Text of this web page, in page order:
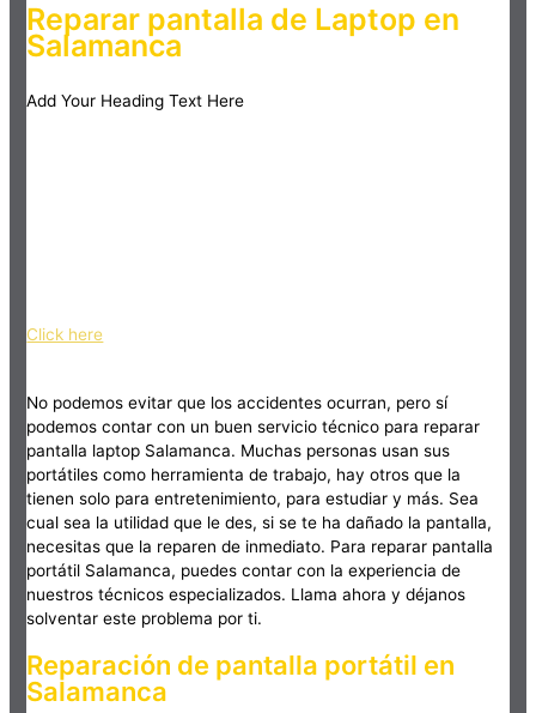
Reparar pantalla de Laptop en
Salamanca
Add Your Heading Text Here
Click here
No podemos evitar que los accidentes ocurran, pero sí
podemos contar con un buen servicio técnico para reparar
pantalla laptop Salamanca. Muchas personas usan sus
portátiles como herramienta de trabajo, hay otros que la
tienen solo para entretenimiento, para estudiar y más. Sea
cual sea la utilidad que le des, si se te ha dañado la pantalla,
necesitas que la reparen de inmediato. Para reparar pantalla
portátil Salamanca, puedes contar con la experiencia de
nuestros técnicos especializados. Llama ahora y déjanos
solventar este problema por ti.
Reparación de pantalla portátil en
Salamanca